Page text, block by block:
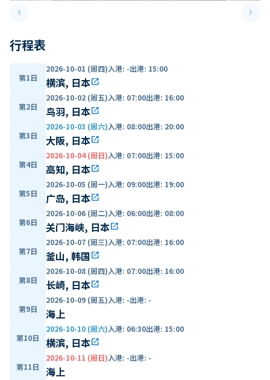
keyboard_arrow_leftPrevious slide keyboard_arrow_right
行程表
第1日
2026-10-01 (周四)入港: -出港: 15:00
横滨, 日本open_in_new
第2日
2026-10-02 (周五)入港: 07:00出港: 16:00
鸟羽, 日本open_in_new
第3日
2026-10-03 (周六)入港: 08:00出港: 20:00
大阪, 日本open_in_new
第4日
2026-10-04 (周日)入港: 07:00出港: 15:00
高知, 日本open_in_new
第5日
2026-10-05 (周一)入港: 09:00出港: 19:00
广岛, 日本open_in_new
第6日
2026-10-06 (周二)入港: 06:00出港: 08:00
关门海峡, 日本open_in_new
第7日
2026-10-07 (周三)入港: 07:00出港: 16:00
釜山, 韩国open_in_new
第8日
2026-10-08 (周四)入港: 07:00出港: 16:00
长崎, 日本open_in_new
第9日
2026-10-09 (周五)入港: -出港: -
海上
第10日
2026-10-10 (周六)入港: 06:30出港: 15:00
横滨, 日本open_in_new
第11日
2026-10-11 (周日)入港: -出港: -
海上